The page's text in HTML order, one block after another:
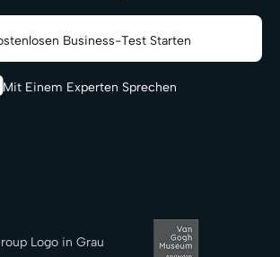
Business-Test Starten
Mit Einem Experten Sprechen